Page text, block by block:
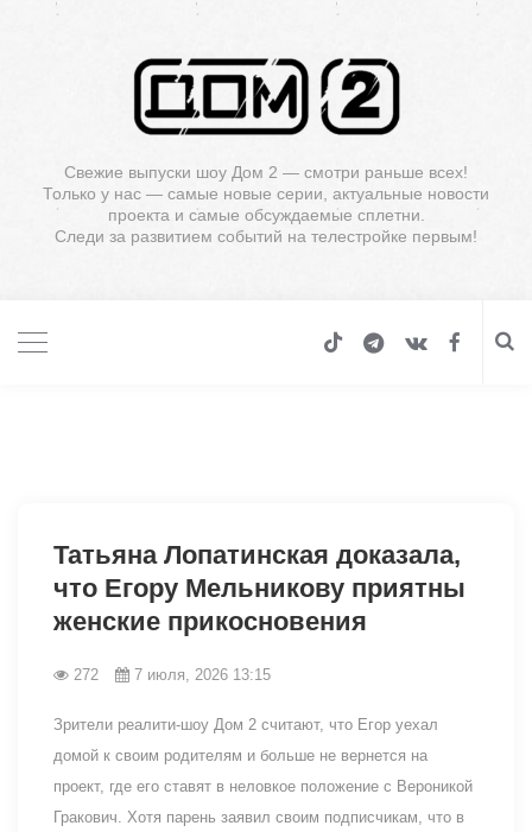
Свежие выпуски шоу Дом 2 — смотри раньше всех!
Только у нас — самые новые серии, актуальные новости
проекта и самые обсуждаемые сплетни.
Следи за развитием событий на телестройке первым!
Татьяна Лопатинская доказала,
что Егору Мельникову приятны
женские прикосновения
272 7 июля, 2026 13:15
Зрители реалити-шоу Дом 2 считают, что Егор уехал
домой к своим родителям и больше не вернется на
проект, где его ставят в неловкое положение с Вероникой
Гракович. Хотя парень заявил своим подписчикам, что в